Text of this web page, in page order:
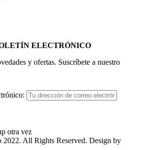
ELECTRÓNICO
y ofertas. Suscríbete a nuestro
otra vez
All Rights Reserved. Design by